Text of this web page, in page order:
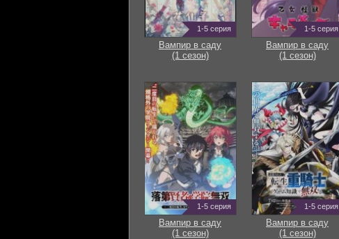
1-5 серия
Вампир в саду
(1 сезон)
1-5 серия
Вампир в саду
(1 сезон)
1-5 серия
Вампир в саду
(1 сезон)
1-5 серия
Вампир в саду
(1 сезон)